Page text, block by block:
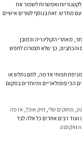
ואפשרות לשמור את
מחדש. זאת בנוסף לטורים אישיים
מאתרי הקולינריה וכמובן
והכתבים, כך שלא תצטרכו לחפש
מניפת תפוחי אדמה, לחם נתלש או
הכי פופולאריים ומיוחדים במקום
, מתוקים שלי, תיק אוכל, אז מה
ועוד רבים אחרים כל אלה לצד
ואקסנט.